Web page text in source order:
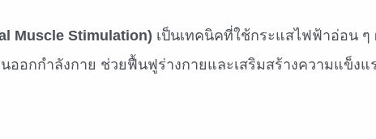
Muscle Stimulation) เป็นเทคนิคที่ใช้กระแสไฟฟ้าอ่อน ๆ
อกกำลังกาย ช่วยฟื้นฟูร่างกายและเสริมสร้างความแข็งแ